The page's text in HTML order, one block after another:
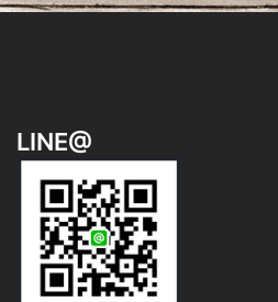
LINE@